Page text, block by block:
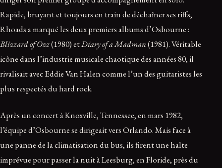
Rapide, bruyant et toujours en train de déchaîner ses riffs,
Rhoads a marqué les deux premiers albums d’Osbourne :
Blizzard of Ozz(1980) etDiary of a Madman(1981). Véritable
icône dans l’industrie musicale chaotique des années 80, il
rivalisait avec Eddie Van Halen comme l’un des guitaristes les
plus respectés du hard rock.
Après un concert à Knoxville, Tennessee, en mars 1982,
l’équipe d’Osbourne se dirigeait vers Orlando. Mais face à
une panne de la climatisation du bus, ils firent une halte
imprévue pour passer la nuit à Leesburg, en Floride, près du